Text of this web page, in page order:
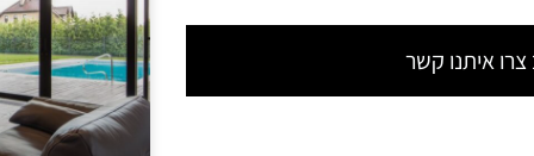
איתנו קשר